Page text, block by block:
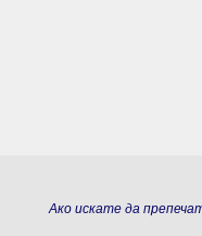
Ако искате да